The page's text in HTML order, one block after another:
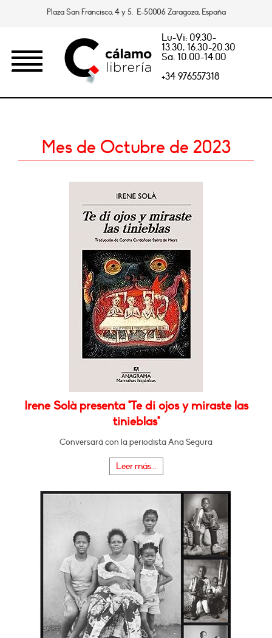
Plaza San Francisco, 4 y 5. E-50006 Zaragoza, España
Lu-Vi: 09.30-
13.30, 16.30-20.30
Sa: 10.00-14.00
+34 976557318
Mes de Octubre de 2023
Irene Solà presenta "Te di ojos y miraste las
tinieblas"
Conversará con la periodista Ana Segura
Leer más...